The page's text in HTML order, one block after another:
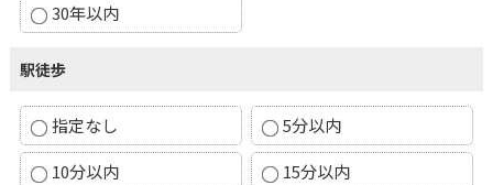
30年以内
駅徒歩
指定なし
5分以内
10分以内
15分以内